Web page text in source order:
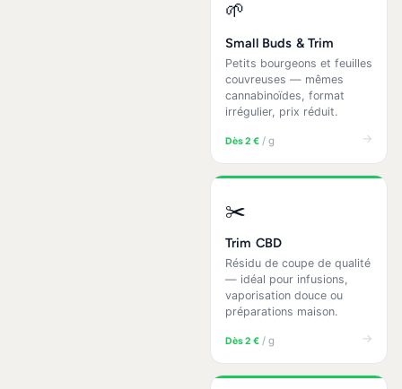
🌱
Small Buds & Trim
Petits bourgeons et feuilles
couvreuses — mêmes
cannabinoïdes, format
irrégulier, prix réduit.
Dès 2 € / g →
✂️
Trim CBD
Résidu de coupe de qualité
— idéal pour infusions,
vaporisation douce ou
préparations maison.
Dès 2 € / g →